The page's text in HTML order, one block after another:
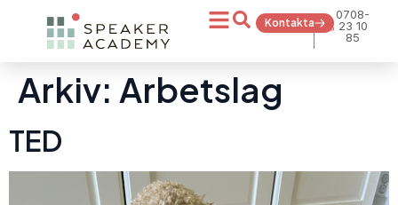
Kontakta
0708-
23 10
85
Arkiv: Arbetslag
TED